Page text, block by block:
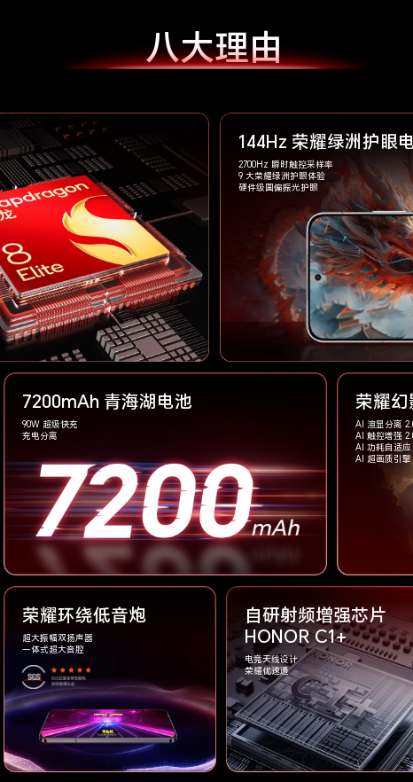
八大理由
144Hz 荣耀绿洲护眼
2700Hz 瞬时触控采样率
9 大荣耀绿洲护眼体验
硬件级圆偏振光护眼
7200mAh 青海湖电池
90W 超级快充
充电分离
荣耀
AI 渲显分离
AI 触控增强
AI 功耗自适应
AI 超画质引擎
荣耀环绕低音炮
超大振幅双扬声器
一体式超大音腔
自研射频增强芯片
HONOR C1+
电竞天线设计
荣耀优速通